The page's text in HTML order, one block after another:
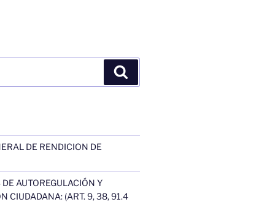
DE RENDICION DE
AUTOREGULACIÓN Y
CIUDADANA: (ART. 9, 38, 91.4